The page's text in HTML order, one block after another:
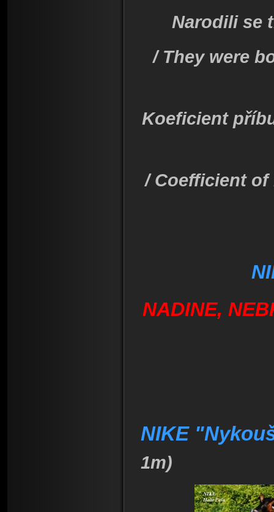
Narodili se
/ They were
Koeficient
/ Coefficient of
NADINE,
NIKE
1m)